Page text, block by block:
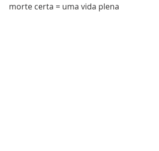
morte certa = uma vida plena